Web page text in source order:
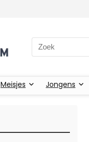
Zoeken naar:
Meisjes Jongens